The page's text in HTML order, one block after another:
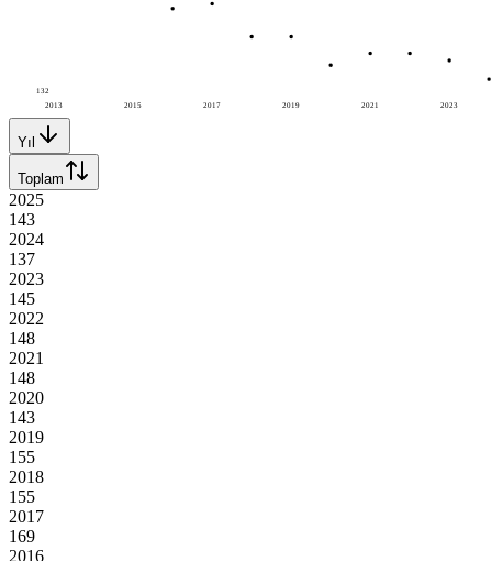
2013 2015 2017 2019 2021 2023
132
Yıl
Toplam
2025
143
2024
137
2023
145
2022
148
2021
148
2020
143
2019
155
2018
155
2017
169
2016